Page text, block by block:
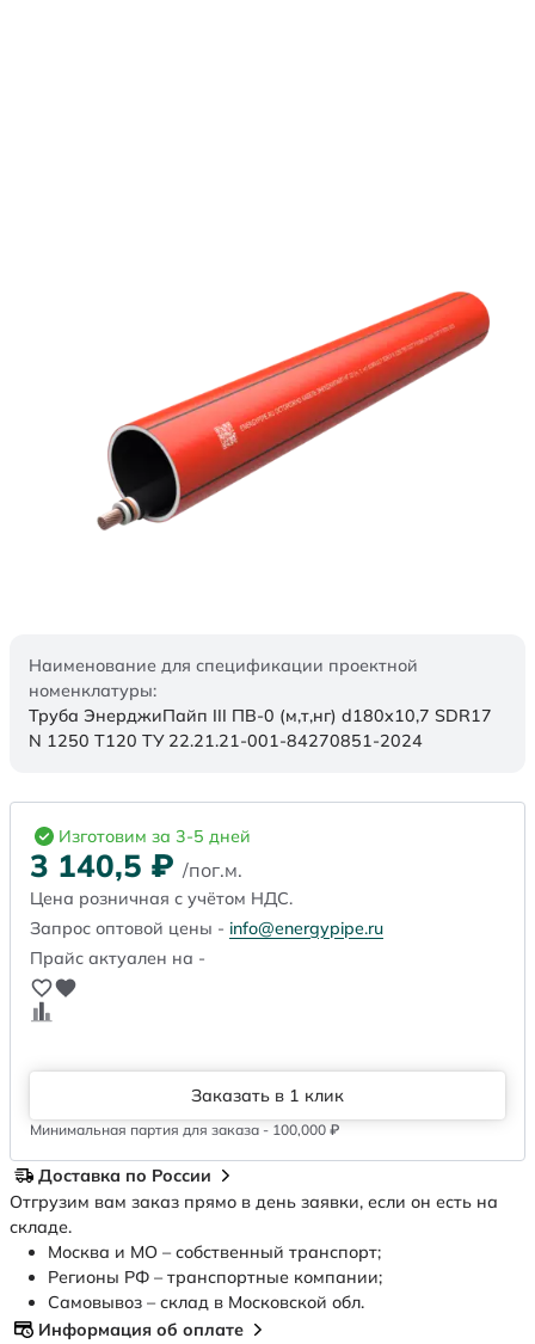
Наименование для спецификации проектной
номенклатуры:
Труба ЭнерджиПайп III ПВ-0 (м,т,нг) d180x10,7 SDR17
N 1250 Т120 ТУ 22.21.21-001-84270851-2024
Изготовим за 3-5 дней
3 140,5 ₽ /пог.м.
Цена розничная с учётом НДС.
Запрос оптовой цены - info@energypipe.ru
Прайс актуален на -
Заказать в 1 клик
Минимальная партия для заказа - 100,000 ₽
Доставка по России
Отгрузим вам заказ прямо в день заявки, если он есть на
складе.
Москва и МО – собственный транспорт;
Регионы РФ – транспортные компании;
Самовывоз – склад в Московской обл.
Информация об оплате